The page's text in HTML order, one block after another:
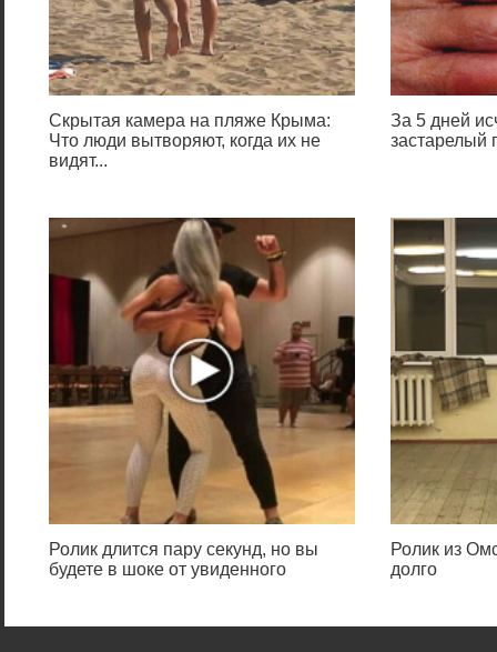
Скрытая камера на пляже Крыма:
Что люди вытворяют, когда их не
видят...
За 5 дней
застарелый
Ролик длится пару секунд, но вы
будете в шоке от увиденного
Ролик из
долго